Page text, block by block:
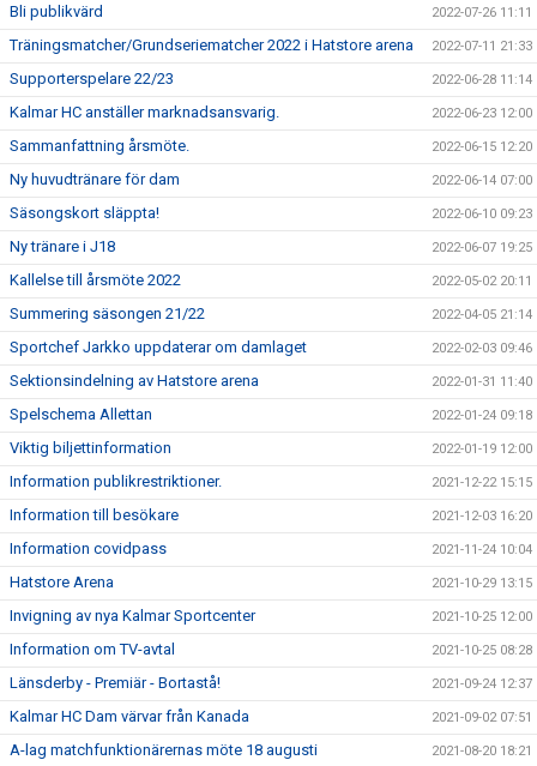
Bli publikvärd 2022-07-26 11:11
Träningsmatcher/Grundseriematcher 2022 i Hatstore arena 2022-07-11 21:33
Supporterspelare 22/23 2022-06-28 11:14
Kalmar HC anställer marknadsansvarig. 2022-06-23 12:00
Sammanfattning årsmöte. 2022-06-15 12:20
Ny huvudtränare för dam 2022-06-14 07:00
Säsongskort släppta! 2022-06-10 09:23
Ny tränare i J18 2022-06-07 19:25
Kallelse till årsmöte 2022 2022-05-02 20:11
Summering säsongen 21/22 2022-04-05 21:14
Sportchef Jarkko uppdaterar om damlaget 2022-02-03 09:46
Sektionsindelning av Hatstore arena 2022-01-31 11:40
Spelschema Allettan 2022-01-24 09:18
Viktig biljettinformation 2022-01-19 12:00
Information publikrestriktioner. 2021-12-22 15:15
Information till besökare 2021-12-03 16:20
Information covidpass 2021-11-24 10:04
Hatstore Arena 2021-10-29 13:15
Invigning av nya Kalmar Sportcenter 2021-10-25 12:00
Information om TV-avtal 2021-10-25 08:28
Länsderby - Premiär - Bortastå! 2021-09-24 12:37
Kalmar HC Dam värvar från Kanada 2021-09-02 07:51
A-lag matchfunktionärernas möte 18 augusti 2021-08-20 18:21